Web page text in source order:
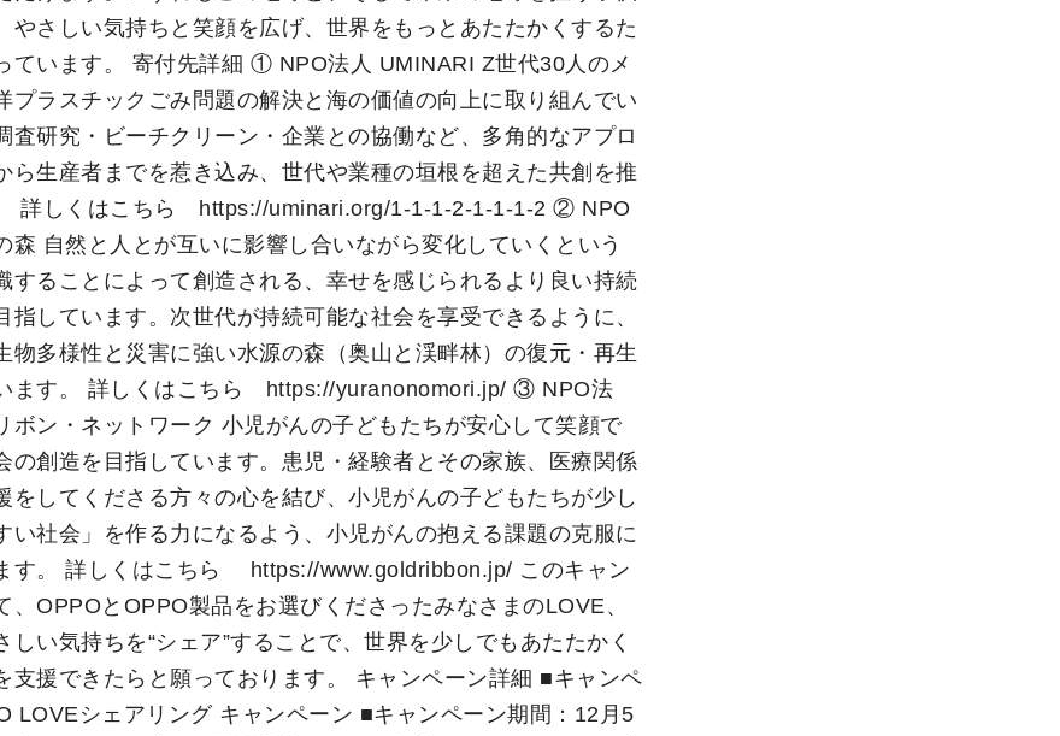
やさしい気持ちと笑顔を広げ、世界をもっとあたたかくするた
ています。 寄付先詳細 ① NPO法人 UMINARI Z世代30人のメ
プラスチックごみ問題の解決と海の価値の向上に取り組んでい
査研究・ビーチクリーン・企業との協働など、多角的なアプロ
ら生産者までを惹き込み、世代や業種の垣根を超えた共創を推
詳しくはこちら https://uminari.org/1-1-1-2-1-1-1-2 ② NPO
自然と人とが互いに影響し合いながら変化していくという
することによって創造される、幸せを感じられるより良い持続
指しています。次世代が持続可能な社会を享受できるように、
物多様性と災害に強い水源の森（奥山と渓畔林）の復元・再生
ます。 詳しくはこちら https://yuranonomori.jp/ ③ NPO法
ン・ネットワーク 小児がんの子どもたちが安心して笑顔で
の創造を目指しています。患児・経験者とその家族、医療関係
をしてくださる方々の心を結び、小児がんの子どもたちが少し
い社会」を作る力になるよう、小児がんの抱える課題の克服に
す。 詳しくはこちら https://www.goldribbon.jp/ このキャン
、OPPOとOPPO製品をお選びくださったみなさまのLOVE、
しい気持ちを“シェア”することで、世界を少しでもあたたかく
支援できたらと願っております。 キャンペーン詳細 ■キャンペ
LOVEシェアリング キャンペーン ■キャンペーン期間：12月5